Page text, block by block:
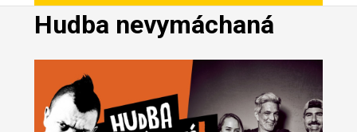
Hudba nevymáchaná